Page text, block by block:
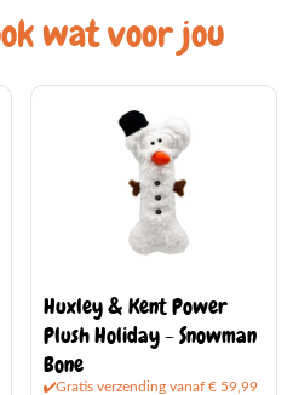
wat voor jou
Huxley & Kent Power
Plush Holiday - Snowman
Bone
Gratis verzending vanaf € 59,99